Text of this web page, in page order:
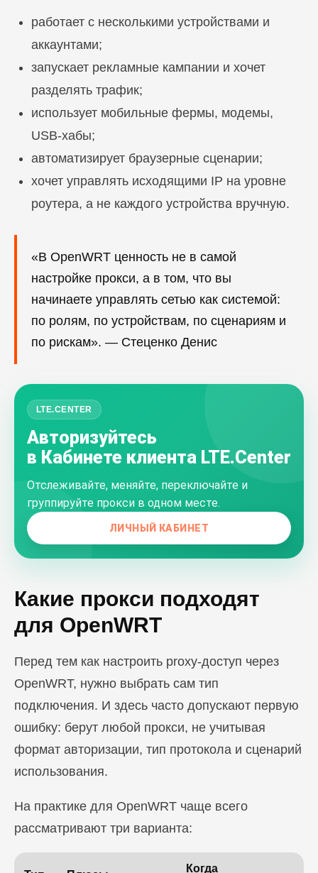
работает с несколькими устройствами и
аккаунтами;
запускает рекламные кампании и хочет
разделять трафик;
использует мобильные фермы, модемы,
USB-хабы;
автоматизирует браузерные сценарии;
хочет управлять исходящими IP на уровне
роутера, а не каждого устройства вручную.
«В OpenWRT ценность не в самой
настройке прокси, а в том, что вы
начинаете управлять сетью как системой:
по ролям, по устройствам, по сценариям и
по рискам». — Стеценко Денис
LTE.CENTER
Авторизуйтесь
в Кабинете клиента LTE.Center
Отслеживайте, меняйте, переключайте и
группируйте прокси в одном месте.
ЛИЧНЫЙ КАБИНЕТ
Какие прокси подходят
для OpenWRT
Перед тем как настроить proxy-доступ через
OpenWRT, нужно выбрать сам тип
подключения. И здесь часто допускают первую
ошибку: берут любой прокси, не учитывая
формат авторизации, тип протокола и сценарий
использования.
На практике для OpenWRT чаще всего
рассматривают три варианта:
Когда